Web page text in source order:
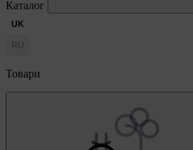
Каталог
UK
RU
Товари